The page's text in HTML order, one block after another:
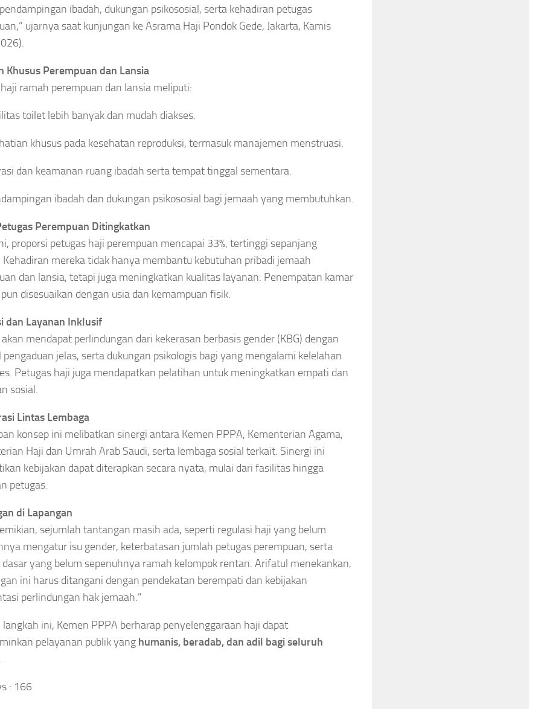
ibadah, dukungan psikososial, serta kehadiran petugas
ujarnya saat kunjungan ke Asrama Haji Pondok Gede, Jakarta, Kamis
Khusus Perempuan dan Lansia
ramah perempuan dan lansia meliputi:
toilet lebih banyak dan mudah diakses.
khusus pada kesehatan reproduksi, termasuk manajemen menstruasi.
dan keamanan ruang ibadah serta tempat tinggal sementara.
ibadah dan dukungan psikososial bagi jemaah yang membutuhkan.
Perempuan Ditingkatkan
proporsi petugas haji perempuan mencapai 33%, tertinggi sepanjang
Kehadiran mereka tidak hanya membantu kebutuhan pribadi jemaah
dan lansia, tetapi juga meningkatkan kualitas layanan. Penempatan kamar
disesuaikan dengan usia dan kemampuan fisik.
dan Layanan Inklusif
akan mendapat perlindungan dari kekerasan berbasis gender (KBG) dengan
pengaduan jelas, serta dukungan psikologis bagi yang mengalami kelelahan
Petugas haji juga mendapatkan pelatihan untuk meningkatkan empati dan
sosial.
Lintas Lembaga
konsep ini melibatkan sinergi antara Kemen PPPA, Kementerian Agama,
Haji dan Umrah Arab Saudi, serta lembaga sosial terkait. Sinergi ini
kebijakan dapat diterapkan secara nyata, mulai dari fasilitas hingga
petugas.
di Lapangan
sejumlah tantangan masih ada, seperti regulasi haji yang belum
mengatur isu gender, keterbatasan jumlah petugas perempuan, serta
yang belum sepenuhnya ramah kelompok rentan. Arifatul menekankan,
ini harus ditangani dengan pendekatan berempati dan kebijakan
perlindungan hak jemaah.”
langkah ini, Kemen PPPA berharap penyelenggaraan haji dapat
pelayanan publik yang humanis, beradab, dan adil bagi seluruh
.
: 166
Menteri
LH
Percepat
Makassar,
Berubah
Fasilitas
Tanpa
Bau
Asep
Sanjaya
Agustus
NASIONAL
2026 yang
Penampilan
Anggun,Nomor
7, 2026